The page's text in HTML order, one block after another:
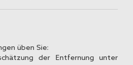
üben Sie:
der Entfernung unter